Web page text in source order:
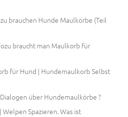
brauchen Hunde Maulkörbe (Teil
braucht man Maulkorb für
für Hund | Hundemaulkorb Selbst
über Hundemaulkörbe ?
Welpen Spazieren. Was ist